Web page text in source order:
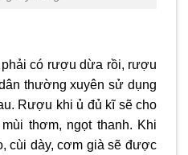
có rượu dừa rồi, rượu
thường xuyên sử dụng
Rượu khi ủ đủ kĩ sẽ cho
thơm, ngọt thanh. Khi
cùi dày, cơm già sẽ được